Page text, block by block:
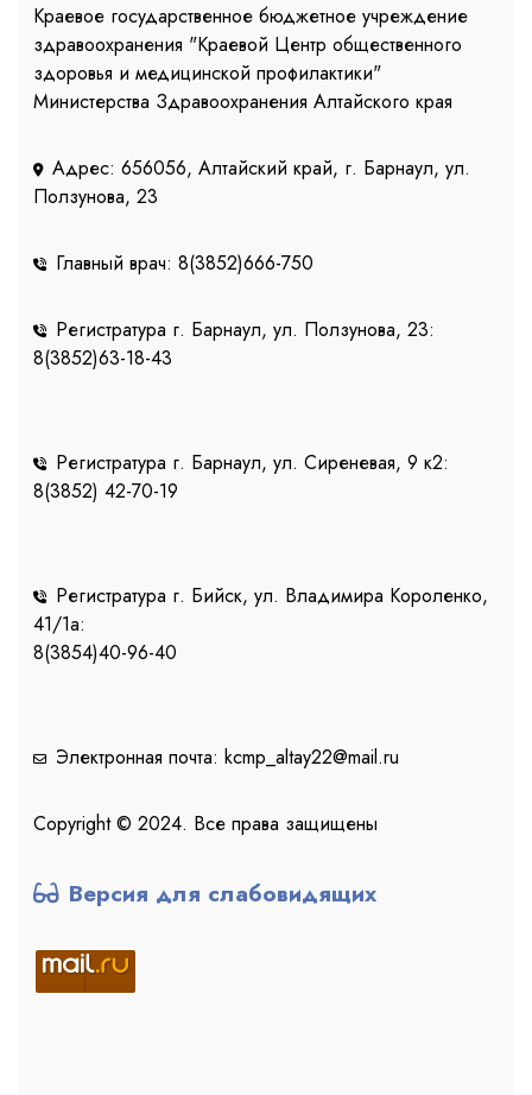
Краевое государственное бюджетное учреждение
здравоохранения "Краевой Центр общественного
здоровья и медицинской профилактики"
Министерства Здравоохранения Алтайского края
Адрес: 656056, Алтайский край, г. Барнаул, ул.
Ползунова, 23
Главный врач: 8(3852)666-750
Регистратура г. Барнаул, ул. Ползунова, 23:
8(3852)63-18-43
Регистратура г. Барнаул, ул. Сиреневая, 9 к2:
8(3852) 42-70-19
Регистратура г. Бийск, ул. Владимира Короленко,
41/1a:
8(3854)40-96-40
Электронная почта: kcmp_altay22@mail.ru
Copyright © 2024. Все права защищены
Версия для слабовидящих